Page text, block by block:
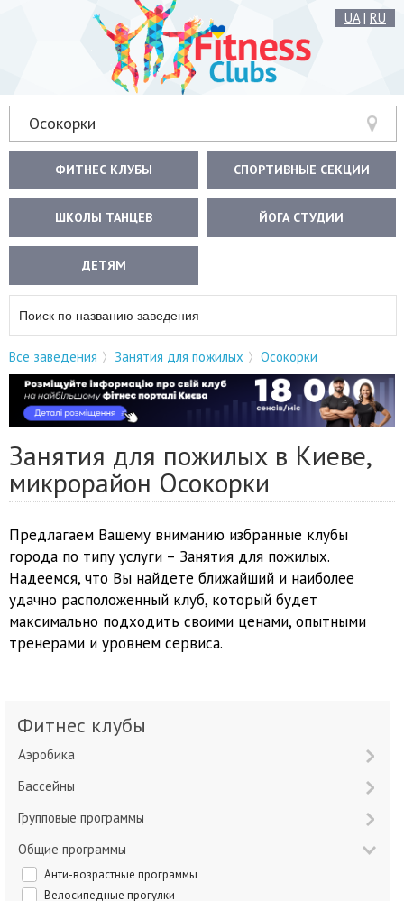
UA| RU
Осокорки
ФИТНЕС КЛУБЫ СПОРТИВНЫЕ СЕКЦИИ
ШКОЛЫ ТАНЦЕВ ЙОГА СТУДИИ
ДЕТЯМ
Все заведения Занятия для пожилых Осокорки
Занятия для пожилых в Киеве,
микрорайон Осокорки
Предлагаем Вашему вниманию избранные клубы
города по типу услуги – Занятия для пожилых.
Надеемся, что Вы найдете ближайший и наиболее
удачно расположенный клуб, который будет
максимально подходить своими ценами, опытными
тренерами и уровнем сервиса.
Фитнес клубы
Аэробика
Бассейны
Групповые программы
Общие программы
Анти-возрастные программы
Велосипедные прогулки